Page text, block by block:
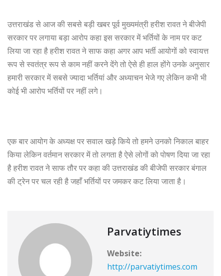
उत्तराखंड से आज की सबसे बड़ी खबर पूर्व मुख्यमंत्री हरीश रावत ने बीजेपी
सरकार पर लगाया बड़ा आरोप कहा इस सरकार में भर्तियों के नाम पर कट
लिया जा रहा है हरीश रावत ने साफ कहा अगर आप भर्ती आयोगों को स्वायत्त
रूप से स्वतंत्र रूप से काम नहीं करने देंगे तो ऐसे ही हाल होंगे उनके अनुसार
हमारी सरकार में सबसे ज्यादा भर्तियां और अध्याचन भेजे गए लेकिन कभी भी
कोई भी आरोप भर्तियों पर नहीं लगे।
एक बार आयोग के अध्यक्ष पर सवाल खड़े किये तो हमने उनको निकाल बाहर
किया लेकिन वर्तमान सरकार में तो लगता है ऐसे लोगों को पोषण दिया जा रहा
है हरीश रावत ने साफ तौर पर कहा की उत्तराखंड की बीजेपी सरकार बंगाल
की ट्रेन पर चल रही है जहाँ भर्तियों पर जमकर कट लिया जाता है।
Parvatiytimes
Website:
http://parvatiytimes.com